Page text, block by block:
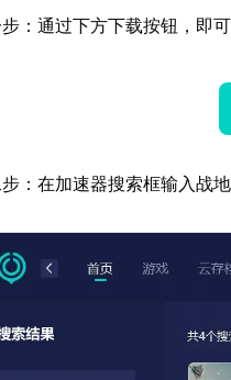
：通过下方下载按钮，即
：在加速器搜索框输入战